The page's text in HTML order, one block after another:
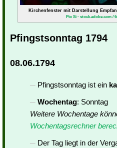
Kirchenfenster mit Darstellung
Pio Si - stock.adobe.com /
Pfingstsonntag 1794
08.06.1794
Pfingstsonntag ist ein
Wochentag: Sonntag
Weitere Wochentage
Wochentagsrechner
Der Tag liegt in der